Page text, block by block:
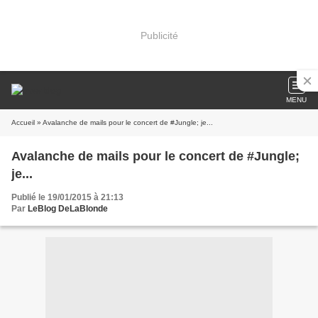
Publicité
MENU
Accueil » Avalanche de mails pour le concert de #Jungle; je...
Avalanche de mails pour le concert de #Jungle;
je...
Publié le 19/01/2015 à 21:13
Par LeBlog DeLaBlonde